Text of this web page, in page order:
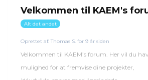
Velkommen til KAEM's
Alt det andet
Oprettet af: Thomas S. for 9 år siden
Velkommen til KAEM’s forum. Her vil du
mulighed for at fremvise dine projekter,